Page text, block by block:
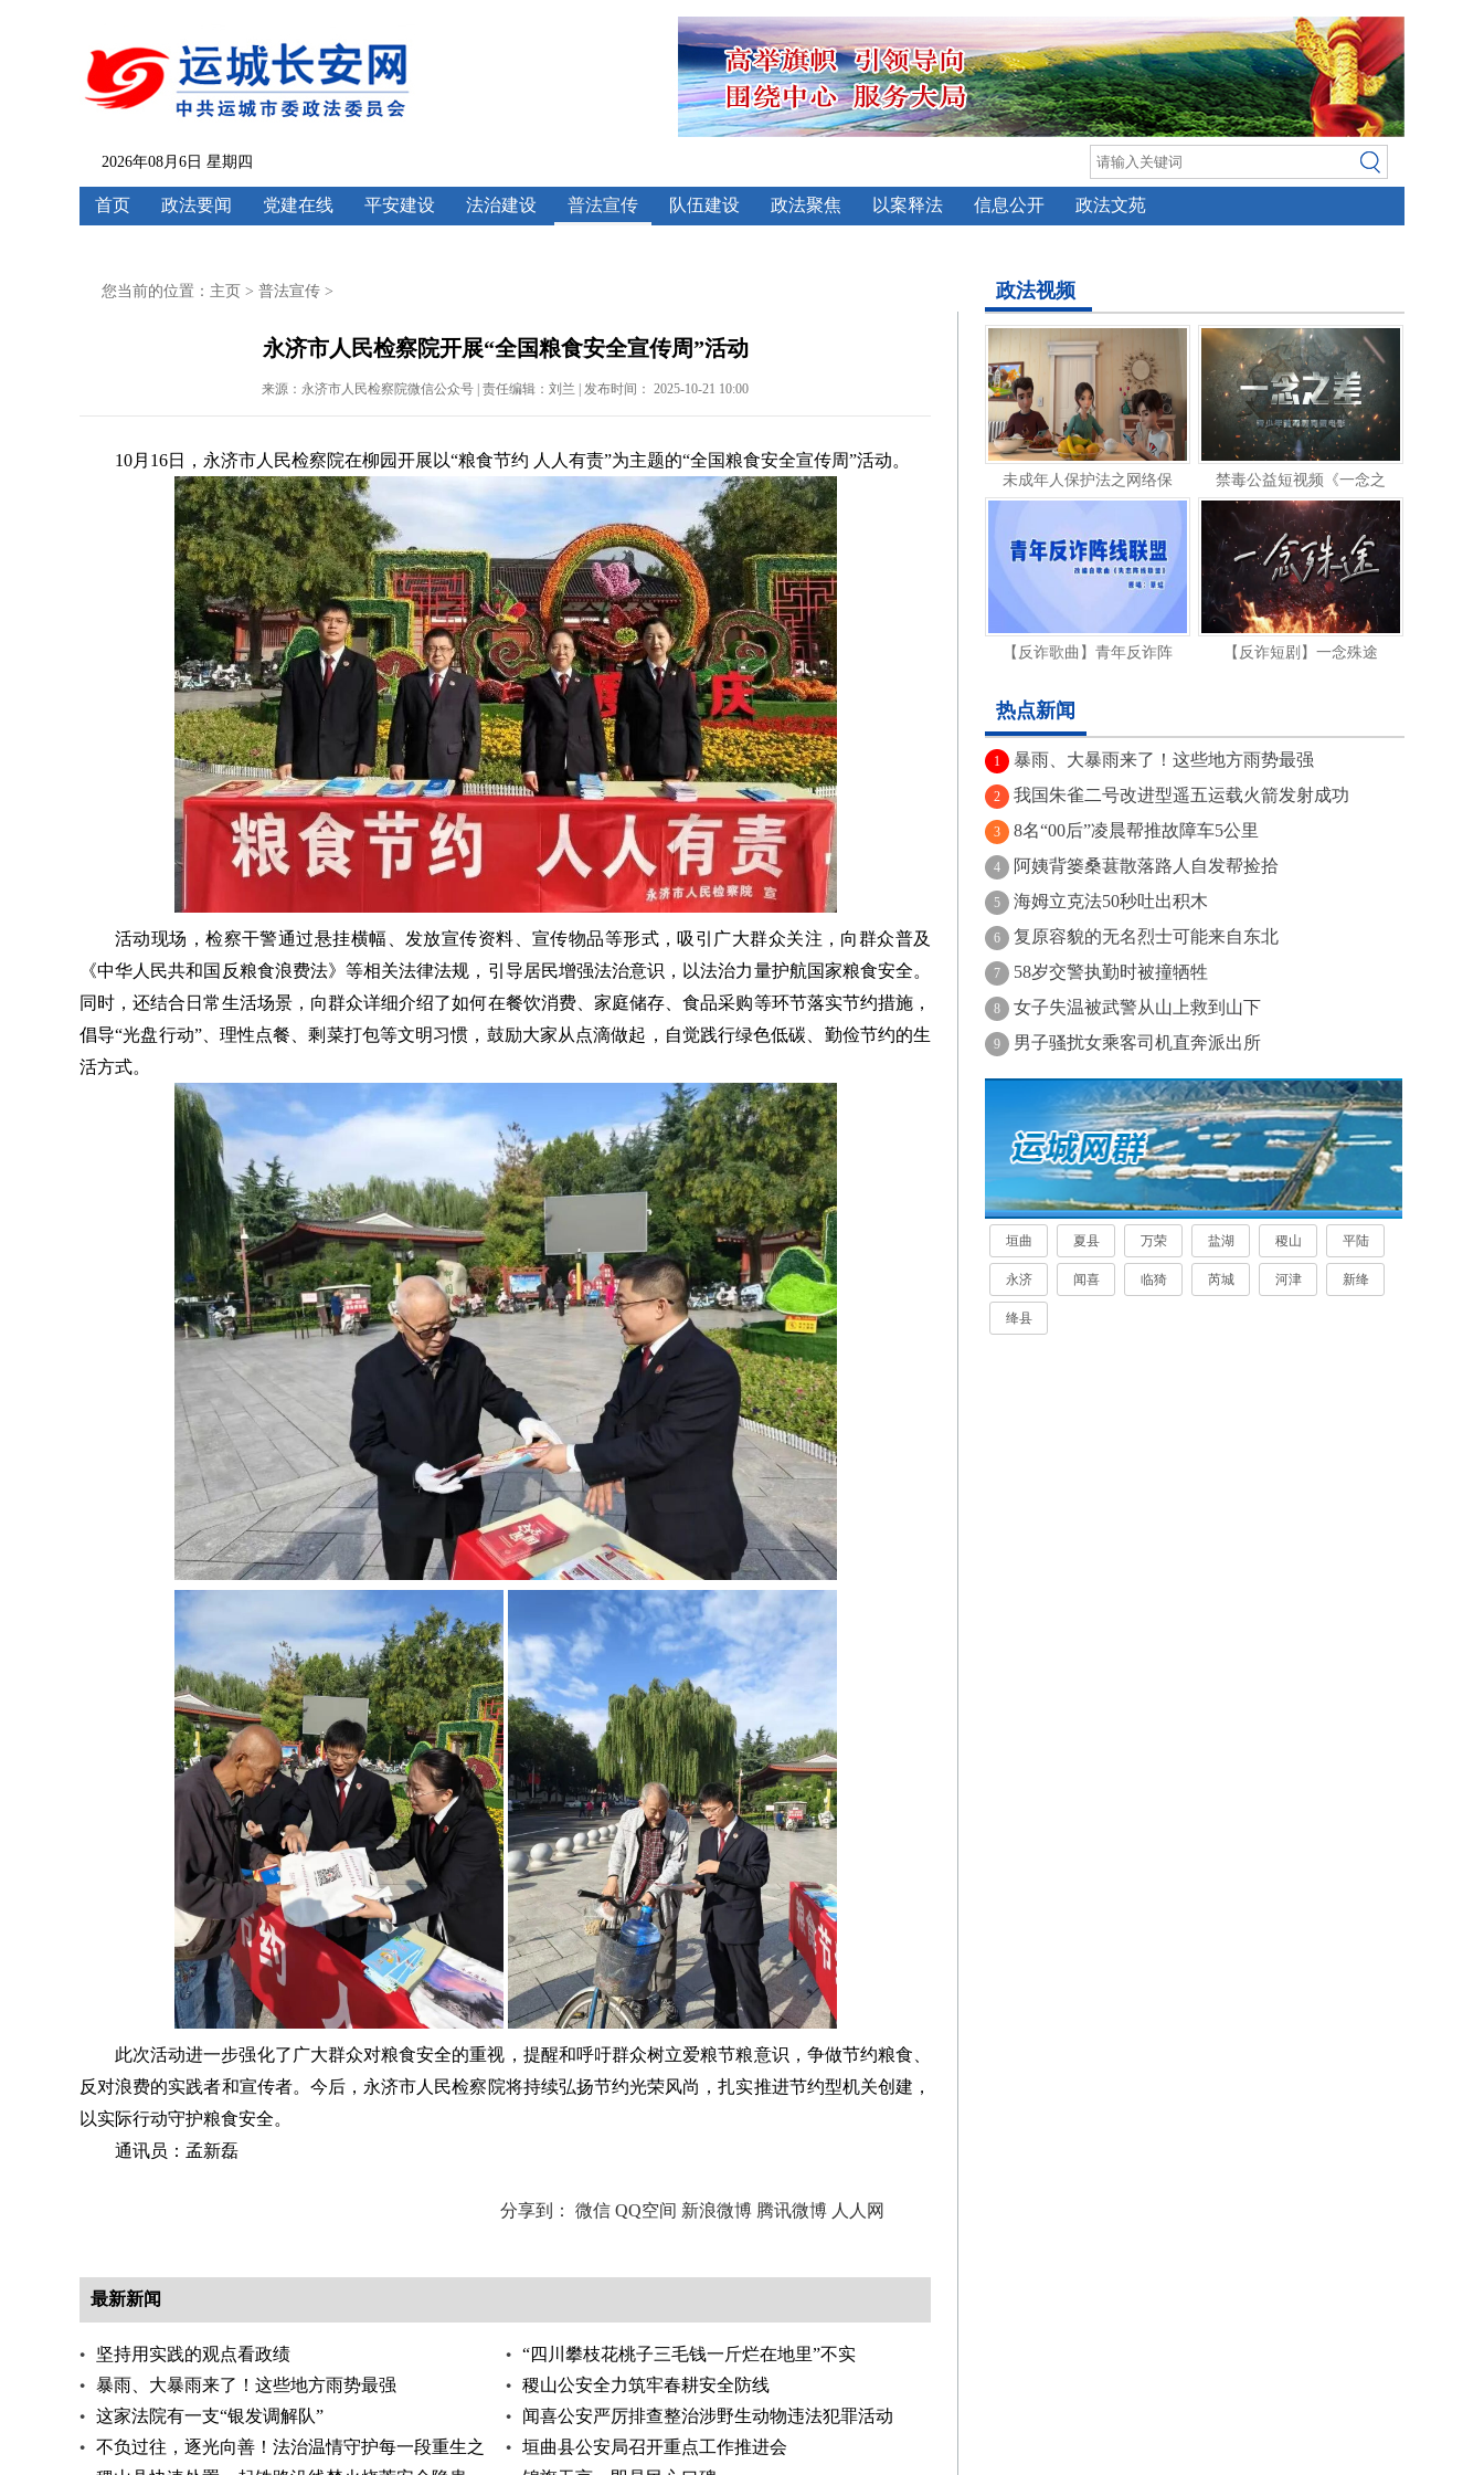
2026年08月6日 星期四
首页 政法要闻 党建在线 平安建设 法治建设 普法宣传 队伍建设 政法聚焦 以案释法 信息公开 政法文苑
您当前的位置： 主页 > 普法宣传 >
永济市人民检察院开展“全国粮食安全宣传周”活动
来源：永济市人民检察院微信公众号 | 责任编辑：刘兰 | 发布时间： 2025-10-21 10:00
10月16日，永济市人民检察院在柳园开展以“粮食节约 人人有责”为主题的“全国粮食安全宣传周”活动。
活动现场，检察干警通过悬挂横幅、发放宣传资料、宣传物品等形式，吸引广大群众关注，向群众普及
《中华人民共和国反粮食浪费法》等相关法律法规，引导居民增强法治意识，以法治力量护航国家粮食安全。
同时，还结合日常生活场景，向群众详细介绍了如何在餐饮消费、家庭储存、食品采购等环节落实节约措施，
倡导“光盘行动”、理性点餐、剩菜打包等文明习惯，鼓励大家从点滴做起，自觉践行绿色低碳、勤俭节约的生
活方式。
此次活动进一步强化了广大群众对粮食安全的重视，提醒和呼吁群众树立爱粮节粮意识，争做节约粮食、
反对浪费的实践者和宣传者。今后，永济市人民检察院将持续弘扬节约光荣风尚，扎实推进节约型机关创建，
以实际行动守护粮食安全。
通讯员：孟新磊
分享到： 微信 QQ空间 新浪微博 腾讯微博 人人网
最新新闻
坚持用实践的观点看政绩
“四川攀枝花桃子三毛钱一斤烂在地里”不实
暴雨、大暴雨来了！这些地方雨势最强
稷山公安全力筑牢春耕安全防线
这家法院有一支“银发调解队”
闻喜公安严厉排查整治涉野生动物违法犯罪活动
不负过往，逐光向善！法治温情守护每一段重生之
垣曲县公安局召开重点工作推进会
政法视频
未成年人保护法之网络保 禁毒公益短视频《一念之
【反诈歌曲】青年反诈阵 【反诈短剧】一念殊途
热点新闻
1 暴雨、大暴雨来了！这些地方雨势最强
2 我国朱雀二号改进型遥五运载火箭发射成功
3 8名“00后”凌晨帮推故障车5公里
4 阿姨背篓桑葚散落路人自发帮捡拾
5 海姆立克法50秒吐出积木
6 复原容貌的无名烈士可能来自东北
7 58岁交警执勤时被撞牺牲
8 女子失温被武警从山上救到山下
9 男子骚扰女乘客司机直奔派出所
垣曲 夏县 万荣 盐湖 稷山 平陆
永济 闻喜 临猗 芮城 河津 新绛
绛县